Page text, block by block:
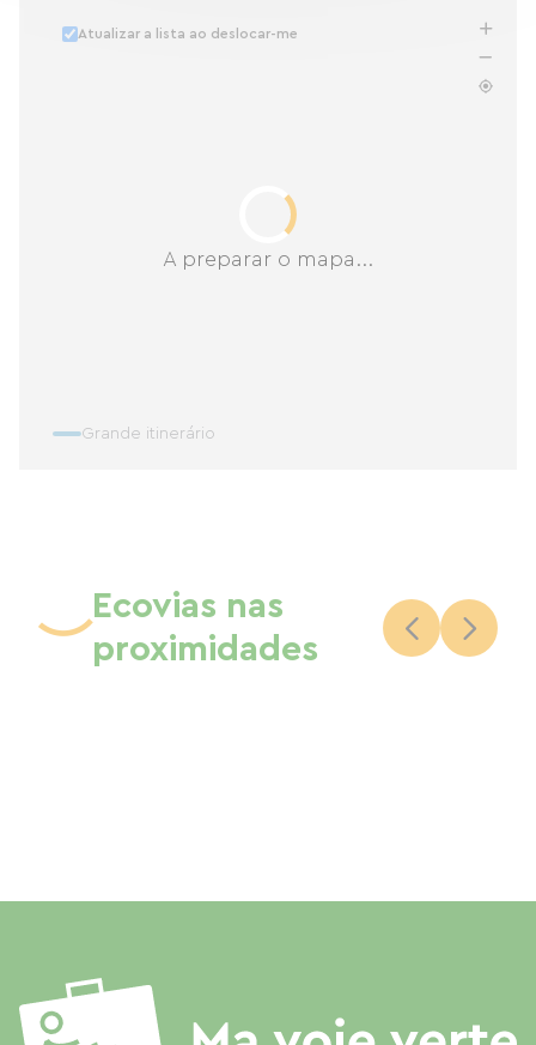
A preparar o mapa...
Atualizar a lista ao deslocar-me
Grande itinerário
Ecovias nas
proximidades